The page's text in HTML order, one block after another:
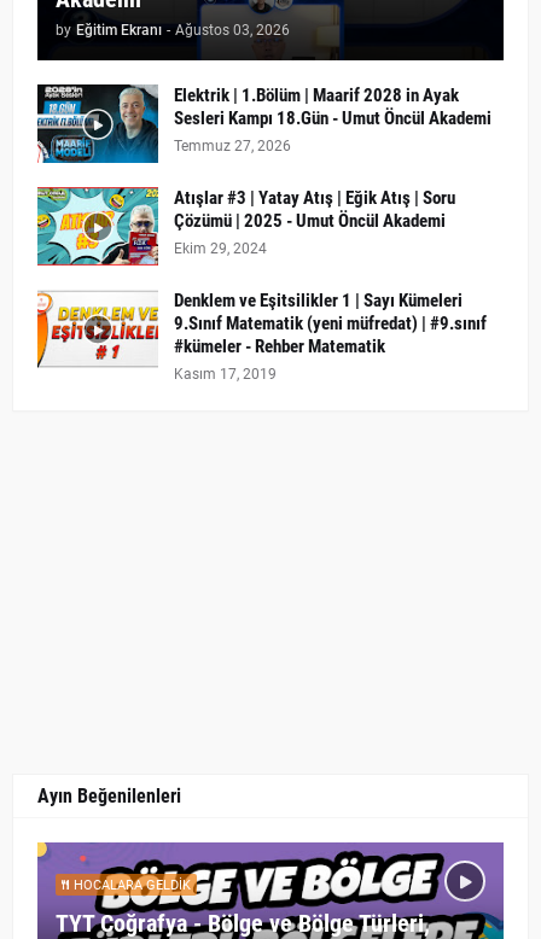
by Eğitim Ekranı - Ağustos 03, 2026
Elektrik | 1.Bölüm | Maarif 2028 in Ayak
Sesleri Kampı 18.Gün - Umut Öncül Akademi
Temmuz 27, 2026
Atışlar #3 | Yatay Atış | Eğik Atış | Soru
Çözümü | 2025 - Umut Öncül Akademi
Ekim 29, 2024
Denklem ve Eşitsilikler 1 | Sayı Kümeleri
9.Sınıf Matematik (yeni müfredat) | #9.sınıf
#kümeler - Rehber Matematik
Kasım 17, 2019
Ayın Beğenilenleri
HOCALARA GELDIK
TYT Coğrafya - Bölge ve Bölge Türleri,